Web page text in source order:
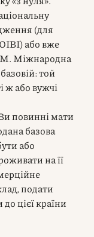
(для
або вже
Міжнародна
той
ж або вужчі
повинні мати
базова
або
на її
подати
цієї країни